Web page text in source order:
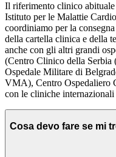
Il riferimento clinico
Istituto per le Malattie
coordiniamo per la
della cartella clinica e della
anche con gli altri grandi
(Centro Clinico della
Ospedale Militare di
VMA), Centro Ospedaliero
con le cliniche
Cosa devo fare se mi